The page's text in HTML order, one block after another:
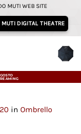
MUTI WEB SITE
MUTI DIGITAL THEATRE
in Ombrello